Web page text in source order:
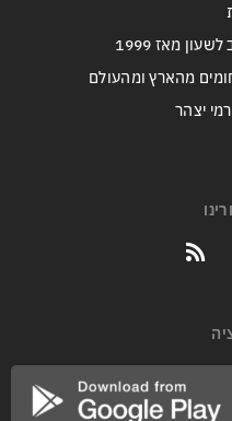
מאז 1999
מהארץ ומהעולם
יצהר